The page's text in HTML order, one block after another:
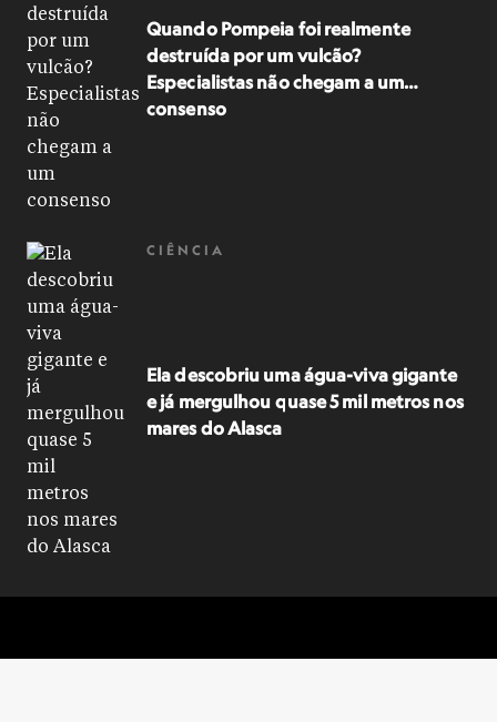
Quando Pompeia foi realmente
destruída por um vulcão?
Especialistas não chegam a um
consenso
CIÊNCIA
Ela descobriu uma água-viva gigante
e já mergulhou quase 5 mil metros nos
mares do Alasca